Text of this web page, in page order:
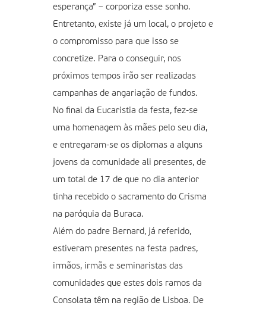
esperança” – corporiza esse sonho.
Entretanto, existe já um local, o projeto e
o compromisso para que isso se
concretize. Para o conseguir, nos
próximos tempos irão ser realizadas
campanhas de angariação de fundos.
No final da Eucaristia da festa, fez-se
uma homenagem às mães pelo seu dia,
e entregaram-se os diplomas a alguns
jovens da comunidade ali presentes, de
um total de 17 de que no dia anterior
tinha recebido o sacramento do Crisma
na paróquia da Buraca.
Além do padre Bernard, já referido,
estiveram presentes na festa padres,
irmãos, irmãs e seminaristas das
comunidades que estes dois ramos da
Consolata têm na região de Lisboa. De